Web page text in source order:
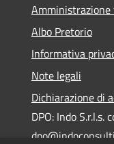
Albo Pretorio
Informativa
Note legali
Dichiarazione di
DPO: Indo S.r.l.s.